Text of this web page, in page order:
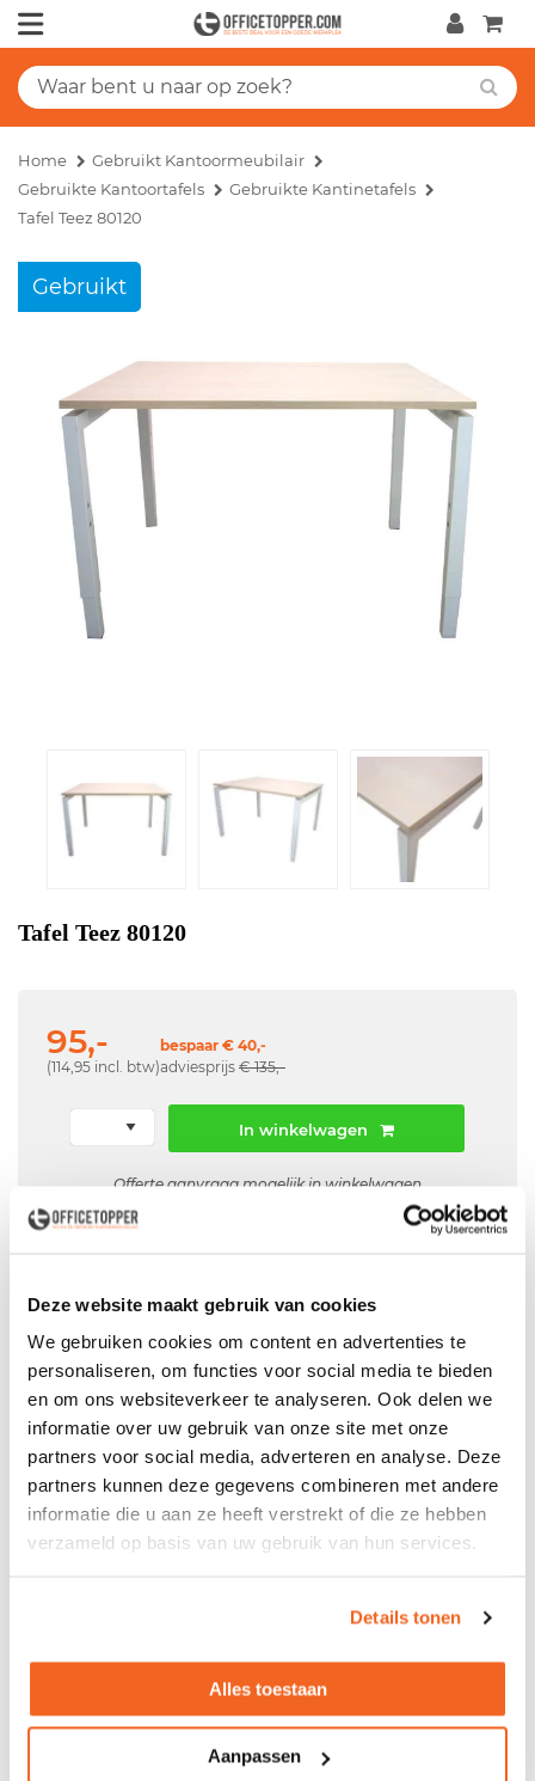
Deze website maakt gebruik van cookies
We gebruiken cookies om content en advertenties te
personaliseren, om functies voor social media te bieden
en om ons websiteverkeer te analyseren. Ook delen we
informatie over uw gebruik van onze site met onze
partners voor social media, adverteren en analyse. Deze
partners kunnen deze gegevens combineren met andere
informatie die u aan ze heeft verstrekt of die ze hebben
verzameld op basis van uw gebruik van hun services.
Details tonen
Alles toestaan
Aanpassen
Home
Gebruikt Kantoormeubilair
Gebruikte Kantoortafels
Gebruikte Kantinetafels
Tafel Teez 80120
Gebruikt
Tafel Teez 80120
95,-
(114,95 incl. btw)
bespaar € 40,-
adviesprijs € 135,-
In winkelwagen
Offerte aanvraag mogelijk in winkelwagen
Levering
in België
Voor zowelParticulieralsZakelijk
Professionele
Bezorg- en Montageservice
- Melamine blad - Metalen T-poots onderstel - In
hoogte verstelbaar
Kleuren
- Kleur blad: licht eiken - Kleur onderstel: wit